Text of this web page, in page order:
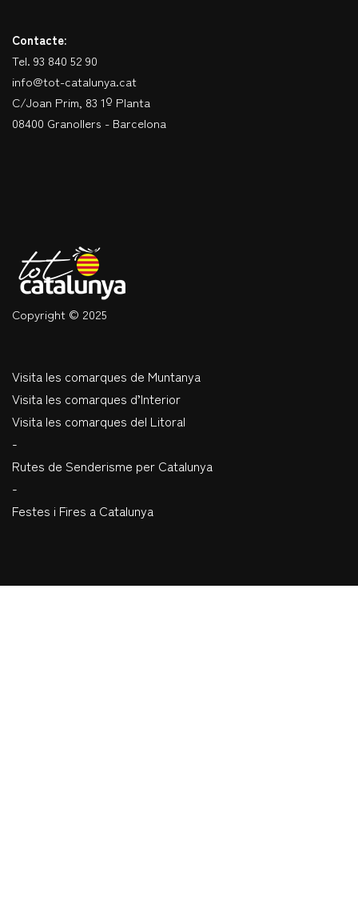
Contacte:
Tel. 93 840 52 90
info@tot-catalunya.cat
C/Joan Prim, 83 1º Planta
08400 Granollers - Barcelona
Copyright © 2025
Visita les comarques de Muntanya
Visita les comarques d’Interior
Visita les comarques del Litoral
-
Rutes de Senderisme per Catalunya
-
Festes i Fires a Catalunya